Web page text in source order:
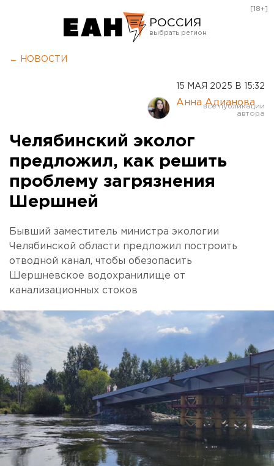
РОССИЯ
Курган
Оренбург
[18+]
← НОВОСТИ
15 МАЯ 2025 В 15:32
Анна Адианова
Челябинский эколог
предложил, как решить
проблему загрязнения
Шершней
Бывший заместитель министра экологии
Челябинской области предложил построить
отводной канал, чтобы обезопасить
Шершневское водохранилище от
канализационных стоков